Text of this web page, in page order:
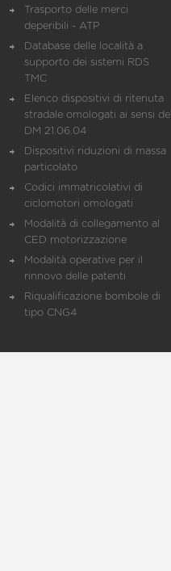
Trasporto delle merci
deperibili - ATP
Database delle località a
supporto dei sistemi RDS
TMC
Elenco dispositivi di ritenuta
stradale omologati ai sensi del
DM 21.06.04
Dispositivi riduzioni di massa
particolato
Codici immatricolativi di
ciclomotori omologati
Modalità di collegamento al
CED motorizzazione
Modalità operative per il
rinnovo delle patenti
Riqualificazione bombole di
tipo CNG4